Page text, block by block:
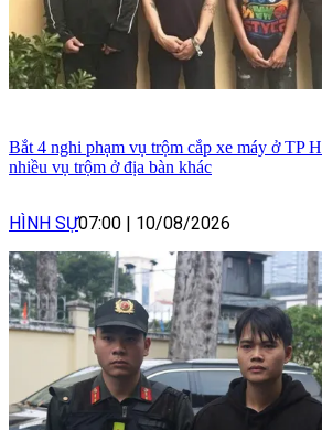
Bắt 4 nghi phạm vụ trộm cắp xe máy ở TP
nhiều vụ trộm ở địa bàn khác
HÌNH SỰ07:00 | 10/08/2026